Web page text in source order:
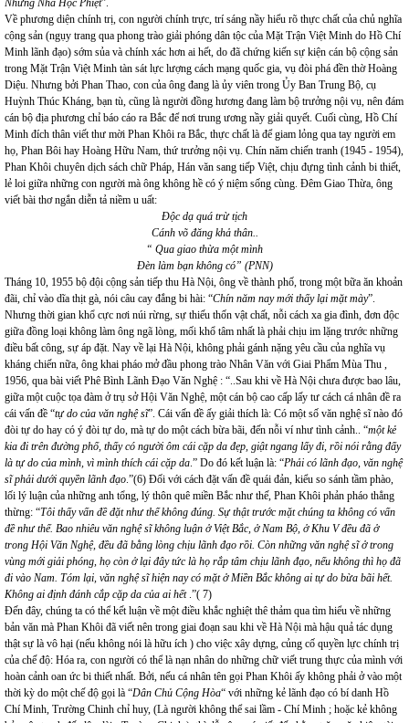
Những Nhà Học Phiệt”.
Về phương diện chính trị, con người chính trực, trí sáng nầy hiểu rõ thực chất của chủ nghĩa
cộng sản (ngụy trang qua phong trào giải phóng dân tộc của Mặt Trận Việt Minh do Hồ Chí
Minh lãnh đạo) sớm sủa và chính xác hơn ai hết, do đã chứng kiến sự kiện cán bộ cộng sản
trong Mặt Trận Việt Minh tàn sát lực lượng cách mạng quốc gia, vụ đòi phá đền thờ Hoàng
Diệu. Nhưng bởi Phan Thao, con của ông đang là ủy viên trong Ủy Ban Trung Bộ, cụ
Huỳnh Thúc Kháng, bạn tù, cũng là người đồng hương đang làm bộ trưởng nội vụ, nên đám
cán bộ địa phương chỉ báo cáo ra Bắc để nơi trung ương nầy giải quyết. Cuối cùng, Hồ Chí
Minh đích thân viết thư mời Phan Khôi ra Bắc, thực chất là để giam lỏng qua tay người em
họ, Phan Bôi hay Hoàng Hữu Nam, thứ trưởng nội vụ. Chín năm chiến tranh (1945 - 1954),
Phan Khôi chuyên dịch sách chữ Pháp, Hán văn sang tiếp Việt, chịu đựng tình cảnh bi thiết,
lẻ loi giữa những con người mà ông không hề có ý niệm sống cùng. Đêm Giao Thừa, ông
viết bài thơ ngắn diễn tả niềm u uất:
Độc dạ quá trừ tịch
Cánh võ đăng khả thân..
“ Qua giao thừa một mình
Đèn làm bạn không có” (PNN)
Tháng 10, 1955 bộ đội cộng sản tiếp thu Hà Nội, ông về thành phố, trong một bữa ăn khoản
đãi, chỉ vào dĩa thịt gà, nói câu cay đắng bi hài: “Chín năm nay mới thấy lại mặt mày”.
Nhưng thời gian khổ cực nơi núi rừng, sự thiếu thốn vật chất, nỗi cách xa gia đình, đơn độc
giữa đồng loại không làm ông ngã lòng, mối khổ tâm nhất là phải chịu im lặng trước những
điều bất công, sự áp đặt. Nay về lại Hà Nội, không phải gánh nặng yêu cầu của nghĩa vụ
kháng chiến nữa, ông khai pháo mở đầu phong trào Nhân Văn với Giai Phẩm Mùa Thu ,
1956, qua bài viết Phê Bình Lãnh Đạo Văn Nghệ : “..Sau khi về Hà Nội chưa được bao lâu,
giữa một cuộc tọa đàm ở trụ sở Hội Văn Nghệ, một cán bộ cao cấp lấy tư cách cá nhân đề ra
cái vấn đề “tự do của văn nghệ sĩ”. Cái vấn đề ấy giải thích là: Có một số văn nghệ sĩ nào đó
đòi tự do hay có ý đòi tự do, mà tự do một cách bừa bãi, đến nỗi ví như tình cảnh.. “một kẻ
kia đi trên đường phố, thấy có người ôm cái cặp da đẹp, giật ngang lấy đi, rồi nói rằng đấy
là tự do của mình, vì mình thích cái cặp da.” Do đó kết luận là: “Phải có lãnh đạo, văn nghệ
sĩ phải dưới quyền lãnh đạo.”(6) Đối với cách đặt vấn đề quái đản, kiểu so sánh tầm phào,
lối lý luận của những anh tổng, lý thôn quê miền Bắc như thế, Phan Khôi phản pháo thẳng
thừng: “Tôi thấy vấn đề đặt như thế không đúng. Sự thật trước mặt chúng ta không có vấn
đề như thế. Bao nhiêu văn nghệ sĩ không luận ở Việt Bắc, ở Nam Bộ, ở Khu V đều đã ở
trong Hội Văn Nghệ, đều đã bằng lòng chịu lãnh đạo rồi. Còn những văn nghệ sĩ ở trong
vùng mới giải phóng, họ còn ở lại đây tức là họ rắp tâm chịu lãnh đạo, nếu không thì họ đã
đi vào Nam. Tóm lại, văn nghệ sĩ hiện nay có mặt ở Miền Bắc không ai tự do bừa bãi hết.
Không ai định đánh cắp cặp da của ai hết .”( 7)
Đến đây, chúng ta có thể kết luận về một điều khắc nghiệt thê thảm qua tìm hiểu về những
bản văn mà Phan Khôi đã viết nên trong giai đoạn sau khi về Hà Nội mà hậu quả tác dụng
thật sự là vô hại (nếu không nói là hữu ích ) cho việc xây dựng, củng cố quyền lực chính trị
của chế độ: Hóa ra, con người có thể là nạn nhân do những chữ viết trung thực của mình với
hoàn cảnh oan ức bi thiết nhất. Bởi, nếu cá nhân tên gọi Phan Khôi ấy không phải ở vào một
thời kỳ do một chế độ gọi là “Dân Chủ Cộng Hòa“ với những kẻ lãnh đạo có bí danh Hồ
Chí Minh, Trường Chinh chỉ huy, (Là người không thể sai lầm - Chí Minh ; hoặc kẻ không